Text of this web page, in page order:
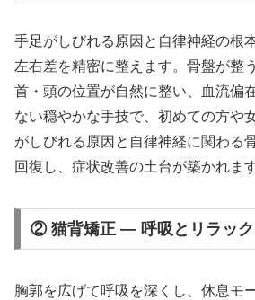
手足がしびれる原因と自律神経の根
左右差を精密に整えます。骨盤が整
首・頭の位置が自然に整い、血流偏
ない穏やかな手技で、初めての方や
がしびれる原因と自律神経に関わる
回復し、症状改善の土台が築かれます
② 猫背矯正 — 呼吸とリラック
胸郭を広げて呼吸を深くし、休息モ